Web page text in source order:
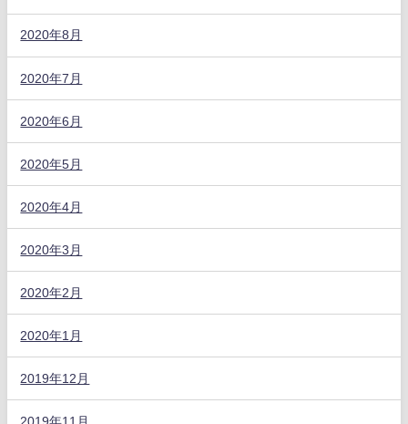
2020年8月
2020年7月
2020年6月
2020年5月
2020年4月
2020年3月
2020年2月
2020年1月
2019年12月
2019年11月